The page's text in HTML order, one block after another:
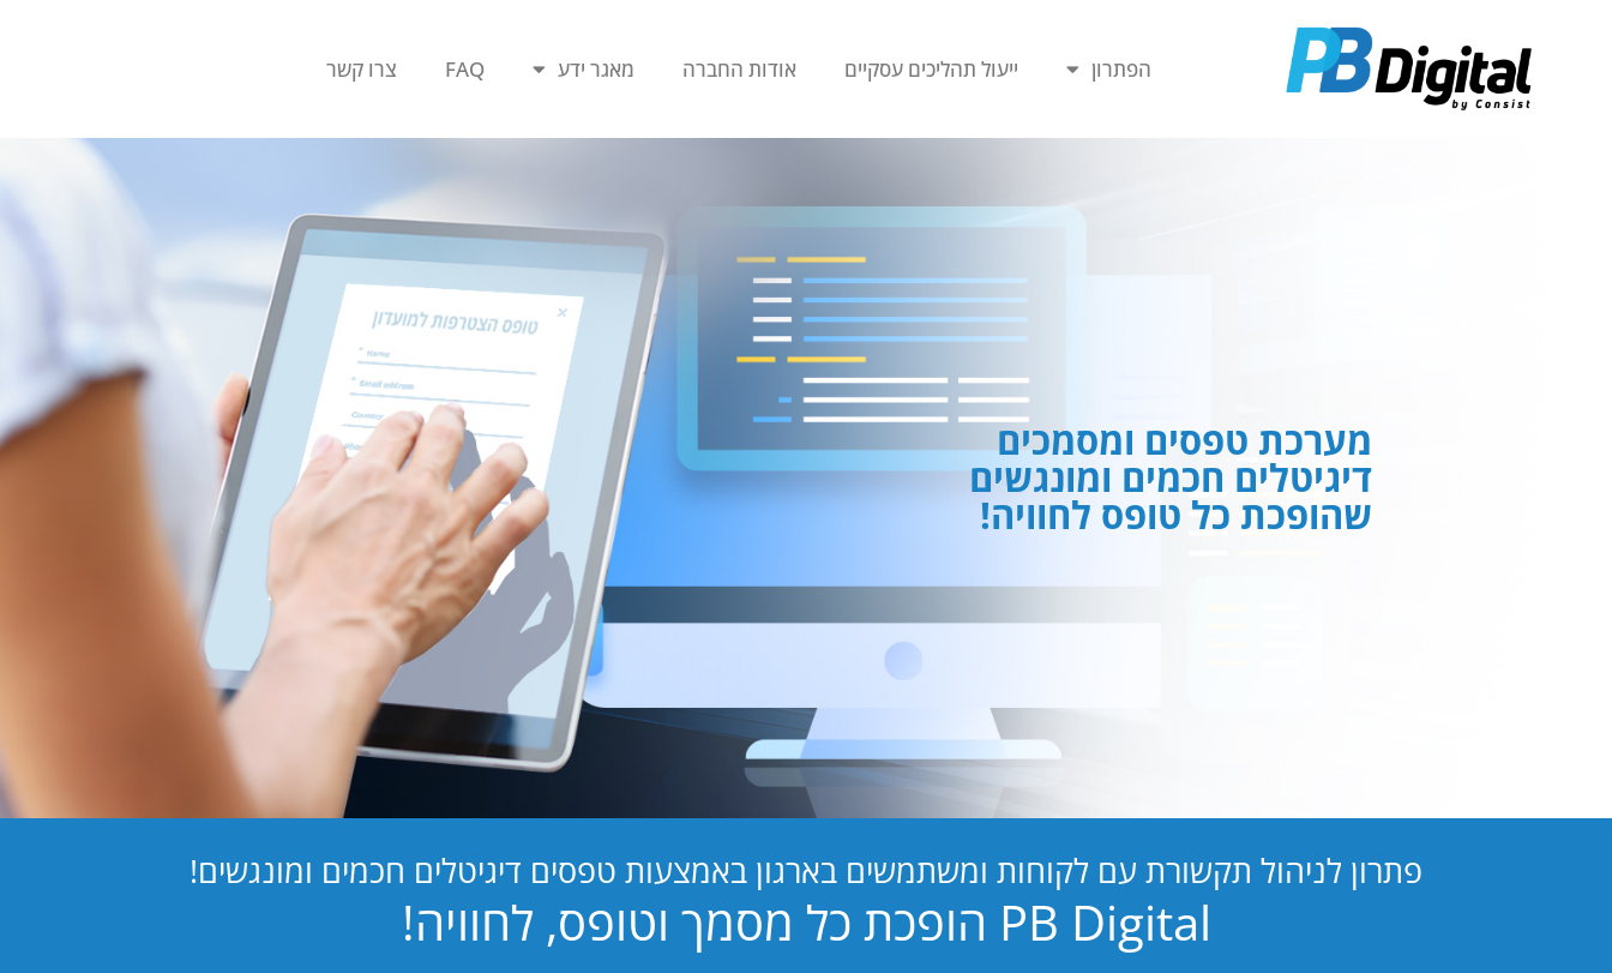
הפתרון ייעול תהליכים עסקיים אודות החברה מאגר ידע FAQ צרו קשר
מערכת טפסים ומסמכים
דיגיטלים חכמים ומונגשים
שהופכת כל טופס לחוויה!
פתרון לניהול תקשורת עם לקוחות ומשתמשים בארגון באמצעות טפסים דיגיטלים חכמים ומונגשים!
PB Digital הופכת כל מסמך וטופס, לחוויה!